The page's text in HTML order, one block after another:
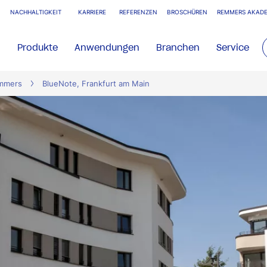
NACHHALTIGKEIT KARRIERE REFERENZEN BROSCHÜREN REMMERS
Produkte Anwendungen Branchen Service
BlueNote, Frankfurt am Main